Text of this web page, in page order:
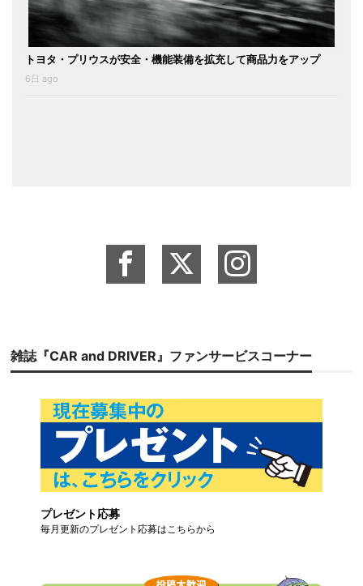
トヨタ・プリウスが安全・機能装備を拡充して商品力をアップ
6日 ago
雑誌『CAR and DRIVER』ファンサービスコーナー
プレゼント応募
毎月更新のプレゼント応募はこちらから